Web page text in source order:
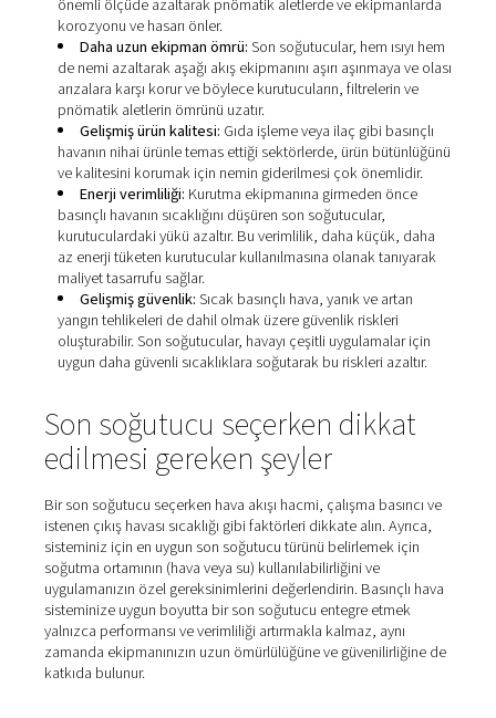
Son soğutucuların
kullanılmasının avantajları
Basınçlı hava sisteminize son soğutucu kurmak birçok
avantaj sunar. Hava kalitesinin iyileştirilmesinden aşağı
ekipmanlarının korunmasına kadar, bekleyebileceğiniz
avantajlardan bazıları aşağıda verilmiştir.
Nem giderme:Basınçlı havanın soğutulması, su
uzaklaştırılabilir. Bu işlem, basınçlı havadaki nem
önemli ölçüde azaltarak pnömatik aletlerde ve
korozyonu ve hasarı önler.​
Daha uzun ekipman ömrü:Son soğutucular, hem
de nemi azaltarak aşağı akış ekipmanını aşırı
arızalara karşı korur ve böylece kurutucuların,
pnömatik aletlerin ömrünü uzatır.​
Gelişmiş ürün kalitesi:Gıda işleme veya ilaç gibi
havanın nihai ürünle temas ettiği sektörlerde, ürün
ve kalitesini korumak için nemin giderilmesi çok
Enerji verimliliği: